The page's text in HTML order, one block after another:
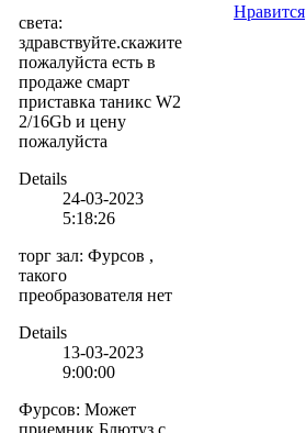
света:
здравствуйте.скажите
пожалуйста есть в
продаже смарт
приставка таникс W2
2/16Gb и цену
пожалуйста
Details
24-03-2023
5:18:26
торг зал: Фурсов ,
такого
преобразователя нет
Details
13-03-2023
9:00:00
Фурсов: Может
приемник Блютуз с
Нравится